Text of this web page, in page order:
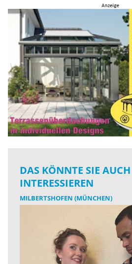
DAS KÖNNTE SIE AUCH
INTERESSIEREN
MILBERTSHOFEN (MÜNCHEN)